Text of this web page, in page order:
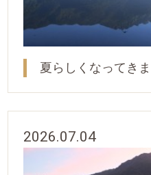
夏らしくなってきま
2026.07.04